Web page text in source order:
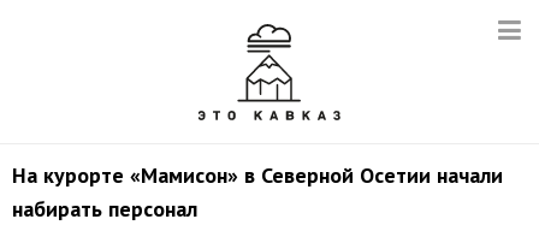
На курорте «Мамисон» в Северной Осетии начали
набирать персонал